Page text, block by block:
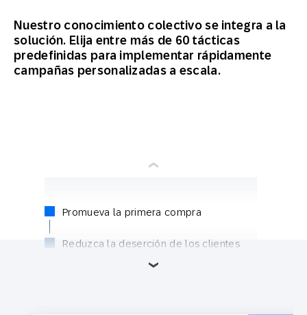
Nuestro conocimiento colectivo se integra a la
solución. Elija entre más de 60 tácticas
predefinidas para implementar rápidamente
campañas personalizadas a escala.
Promueva la primera compra
Reduzca la deserción de los clientes